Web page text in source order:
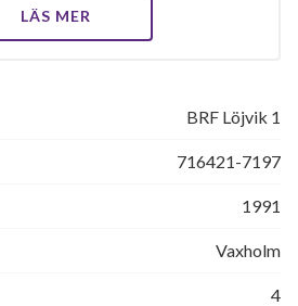
LÄS MER
BRF Löjvik 1
716421-7197
1991
Vaxholm
4